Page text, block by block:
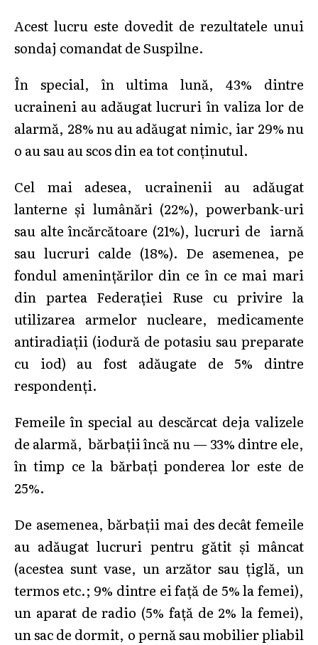
Acest lucru este dovedit de rezultatele unui
sondaj comandat de Suspilne.
În special, în ultima lună, 43% dintre
ucraineni au adăugat lucruri în valiza lor de
alarmă, 28% nu au adăugat nimic, iar 29% nu
o au sau au scos din ea tot conținutul.
Cel mai adesea, ucrainenii au adăugat
lanterne și lumânări (22%), powerbank-uri
sau alte încărcătoare (21%), lucruri de iarnă
sau lucruri calde (18%). De asemenea, pe
fondul amenințărilor din ce în ce mai mari
din partea Federației Ruse cu privire la
utilizarea armelor nucleare, medicamente
antiradiații (iodură de potasiu sau preparate
cu iod) au fost adăugate de 5% dintre
respondenți.
Femeile în special au descărcat deja valizele
de alarmă, bărbații încă nu — 33% dintre ele,
în timp ce la bărbați ponderea lor este de
25%.
De asemenea, bărbații mai des decât femeile
au adăugat lucruri pentru gătit și mâncat
(acestea sunt vase, un arzător sau țiglă, un
termos etc.; 9% dintre ei față de 5% la femei),
un aparat de radio (5% față de 2% la femei),
un sac de dormit, o pernă sau mobilier pliabil